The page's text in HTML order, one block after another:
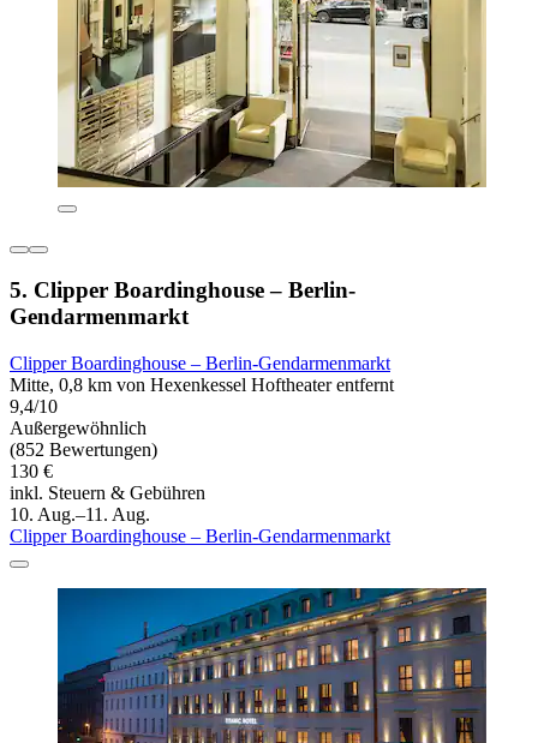
5. Clipper Boardinghouse – Berlin-
Gendarmenmarkt
Clipper Boardinghouse – Berlin-Gendarmenmarkt
Mitte, 0,8 km von Hexenkessel Hoftheater entfernt
9,4/10
Außergewöhnlich
(852 Bewertungen)
130 €
inkl. Steuern & Gebühren
10. Aug.–11. Aug.
Clipper Boardinghouse – Berlin-Gendarmenmarkt